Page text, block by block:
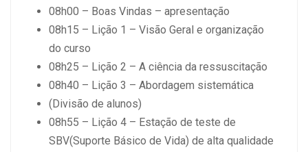
08h00 – Boas Vindas – apresentação
08h15 – Lição 1 – Visão Geral e organização
do curso
08h25 – Lição 2 – A ciência da ressuscitação
08h40 – Lição 3 – Abordagem sistemática
(Divisão de alunos)
08h55 – Lição 4 – Estação de teste de
SBV(Suporte Básico de Vida) de alta qualidade